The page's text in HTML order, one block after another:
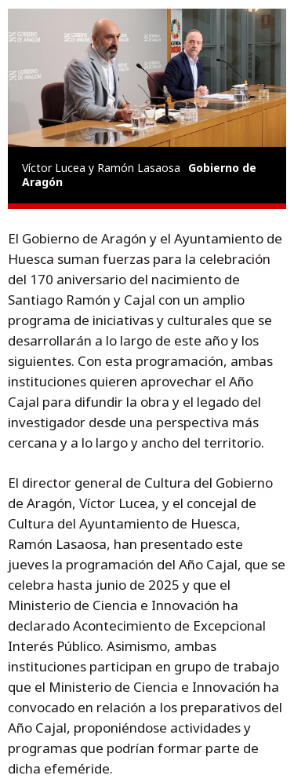
Víctor Lucea y Ramón Lasaosa
Gobierno de
Aragón
El Gobierno de Aragón y el Ayuntamiento de
Huesca suman fuerzas para la celebración
del 170 aniversario del nacimiento de
Santiago Ramón y Cajal con un amplio
programa de iniciativas y culturales que se
desarrollarán a lo largo de este año y los
siguientes. Con esta programación, ambas
instituciones quieren aprovechar el Año
Cajal para difundir la obra y el legado del
investigador desde una perspectiva más
cercana y a lo largo y ancho del territorio.
El director general de Cultura del Gobierno
de Aragón, Víctor Lucea, y el concejal de
Cultura del Ayuntamiento de Huesca,
Ramón Lasaosa, han presentado este
jueves la programación del Año Cajal, que se
celebra hasta junio de 2025 y que el
Ministerio de Ciencia e Innovación ha
declarado Acontecimiento de Excepcional
Interés Público. Asimismo, ambas
instituciones participan en grupo de trabajo
que el Ministerio de Ciencia e Innovación ha
convocado en relación a los preparativos del
Año Cajal, proponiéndose actividades y
programas que podrían formar parte de
dicha efeméride.